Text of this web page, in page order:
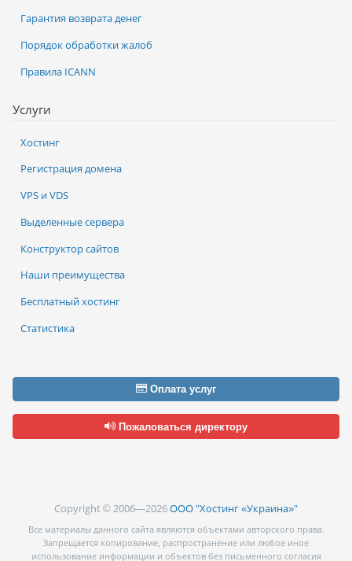
Услуги
Хостинг
Регистрация домена
VPS и VDS
Выделенные сервера
Конструктор сайтов
Наши преимущества
Бесплатный хостинг
Статистика
Гарантия возврата денег
Порядок обработки жалоб
Правила ICANN
Оплата услуг
Пожаловаться директору
Copyright © 2006—2026ООО "Хостинг «Украина»"
Все материалы данного сайта являются объектами авторского права.
Запрещается копирование, распространение или любое иное
использование информации и объектов без письменного согласия